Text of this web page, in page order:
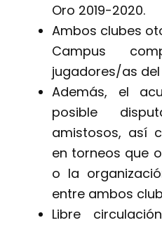
Oro 2019-2020.
Ambos clubes
Campus
jugadores/as
Además, el
posible
amistosos, así
en torneos que
o la
entre ambos
Libre